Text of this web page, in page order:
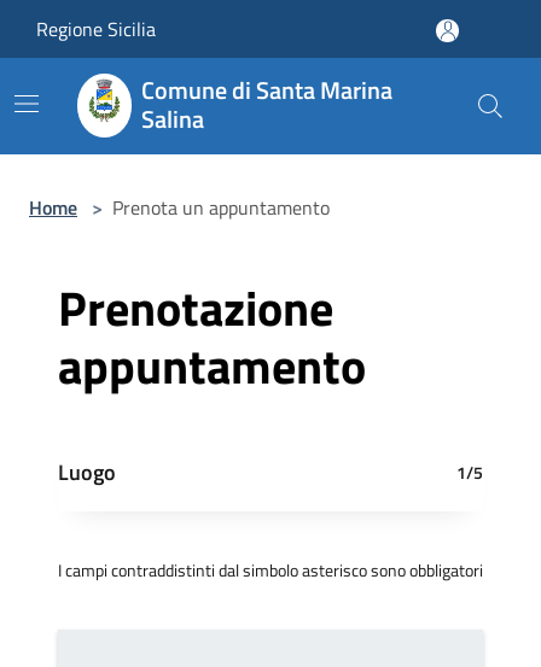
Regione Sicilia
Comune di Santa Marina
Salina
Home > Prenota un appuntamento
Prenotazione
appuntamento
Luogo 1/5
I campi contraddistinti dal simbolo asterisco sono obbligatori